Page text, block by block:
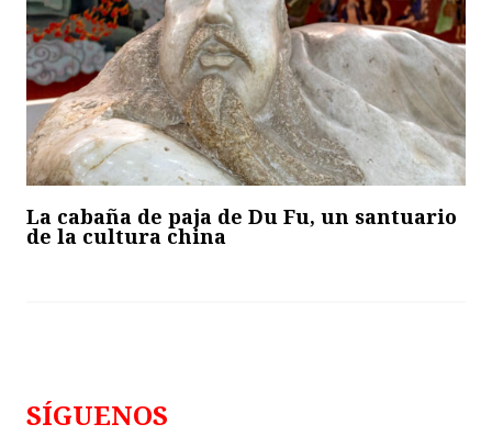
La cabaña de paja de Du Fu, un santuario
de la cultura china
SÍGUENOS